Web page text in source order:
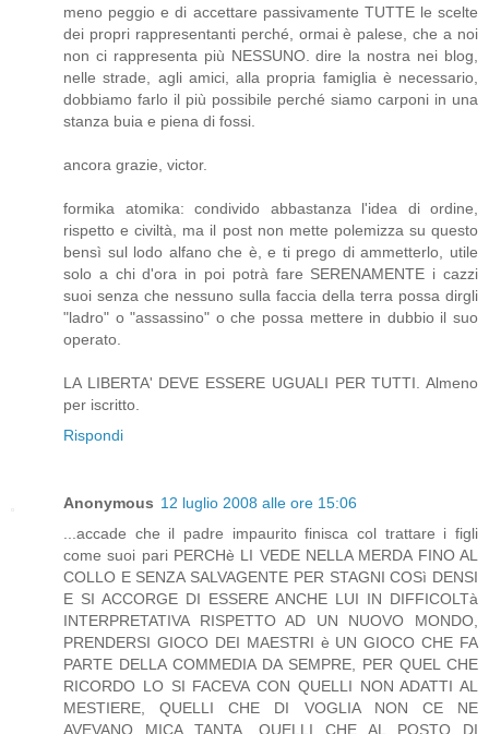
meno peggio e di accettare passivamente TUTTE le scelte
dei propri rappresentanti perché, ormai è palese, che a noi
non ci rappresenta più NESSUNO. dire la nostra nei blog,
nelle strade, agli amici, alla propria famiglia è necessario,
dobbiamo farlo il più possibile perché siamo carponi in una
stanza buia e piena di fossi.
ancora grazie, victor.
formika atomika: condivido abbastanza l'idea di ordine,
rispetto e civiltà, ma il post non mette polemizza su questo
bensì sul lodo alfano che è, e ti prego di ammetterlo, utile
solo a chi d'ora in poi potrà fare SERENAMENTE i cazzi
suoi senza che nessuno sulla faccia della terra possa dirgli
"ladro" o "assassino" o che possa mettere in dubbio il suo
operato.
LA LIBERTA' DEVE ESSERE UGUALI PER TUTTI. Almeno
per iscritto.
Rispondi
Anonymous 12 luglio 2008 alle ore 15:06
...accade che il padre impaurito finisca col trattare i figli
come suoi pari PERCHè LI VEDE NELLA MERDA FINO AL
COLLO E SENZA SALVAGENTE PER STAGNI COSì DENSI
E SI ACCORGE DI ESSERE ANCHE LUI IN DIFFICOLTà
INTERPRETATIVA RISPETTO AD UN NUOVO MONDO,
PRENDERSI GIOCO DEI MAESTRI è UN GIOCO CHE FA
PARTE DELLA COMMEDIA DA SEMPRE, PER QUEL CHE
RICORDO LO SI FACEVA CON QUELLI NON ADATTI AL
MESTIERE, QUELLI CHE DI VOGLIA NON CE NE
AVEVANO MICA TANTA, QUELLI CHE AL POSTO DI